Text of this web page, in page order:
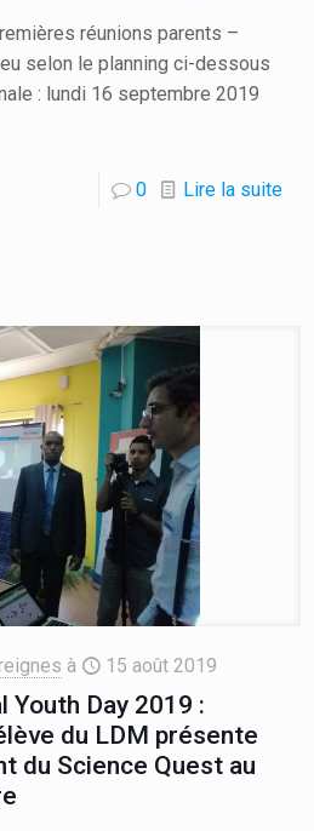
réunions parents –
selon le planning ci-dessous
: lundi 16 septembre 2019
0 Lire la suite
à 15 août 2019
Youth Day 2019 :
du LDM présente
du Science Quest au